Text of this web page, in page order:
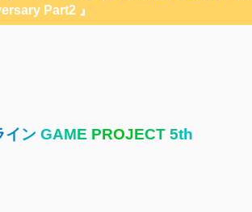
Part2 』
イン GAME PROJECT 5th